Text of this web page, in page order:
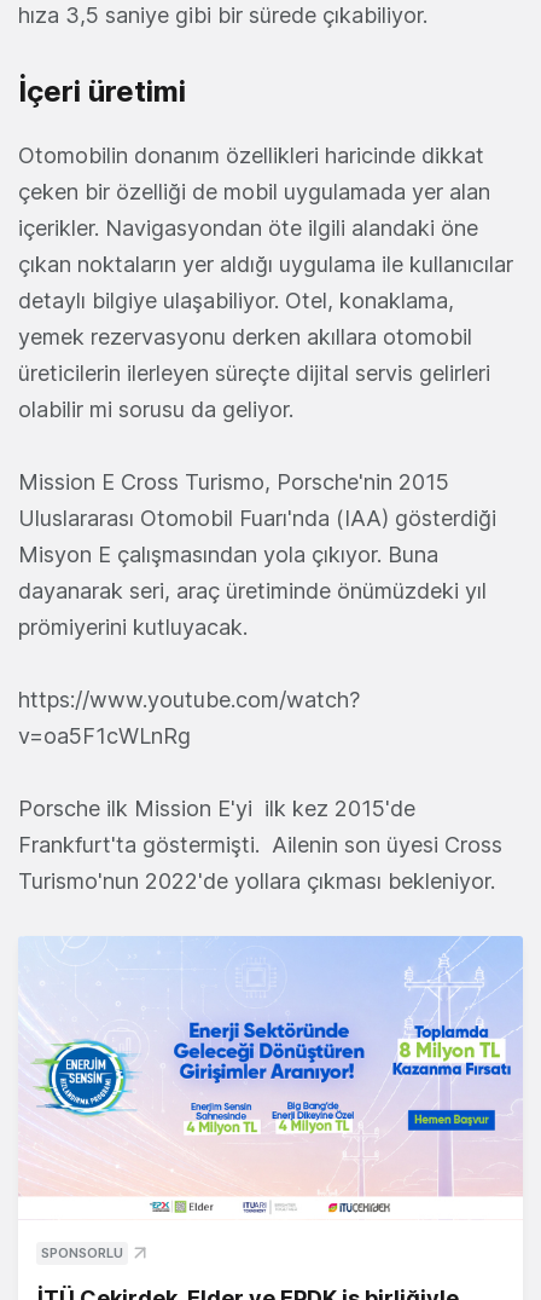
hıza 3,5 saniye gibi bir sürede çıkabiliyor.
İçeri üretimi
Otomobilin donanım özellikleri haricinde dikkat
çeken bir özelliği de mobil uygulamada yer alan
içerikler. Navigasyondan öte ilgili alandaki öne
çıkan noktaların yer aldığı uygulama ile kullanıcılar
detaylı bilgiye ulaşabiliyor. Otel, konaklama,
yemek rezervasyonu derken akıllara otomobil
üreticilerin ilerleyen süreçte dijital servis gelirleri
olabilir mi sorusu da geliyor.
Mission E Cross Turismo, Porsche'nin 2015
Uluslararası Otomobil Fuarı'nda (IAA) gösterdiği
Misyon E çalışmasından yola çıkıyor. Buna
dayanarak seri, araç üretiminde önümüzdeki yıl
prömiyerini kutluyacak.
https://www.youtube.com/watch?
v=oa5F1cWLnRg
Porsche ilk Mission E'yi ilk kez 2015'de
Frankfurt'ta göstermişti. Ailenin son üyesi Cross
Turismo'nun 2022'de yollara çıkması bekleniyor.
SPONSORLU